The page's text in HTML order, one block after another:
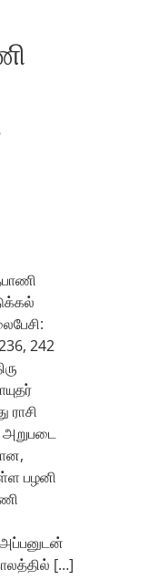
242
ராசி
பழனி
[…]